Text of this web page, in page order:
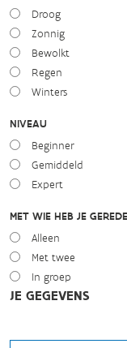
Droog
Zonnig
Bewolkt
Regen
Winters
NIVEAU
Beginner
Gemiddeld
Expert
MET WIE HEB JE
Alleen
Met twee
In groep
JE GEGEVENS